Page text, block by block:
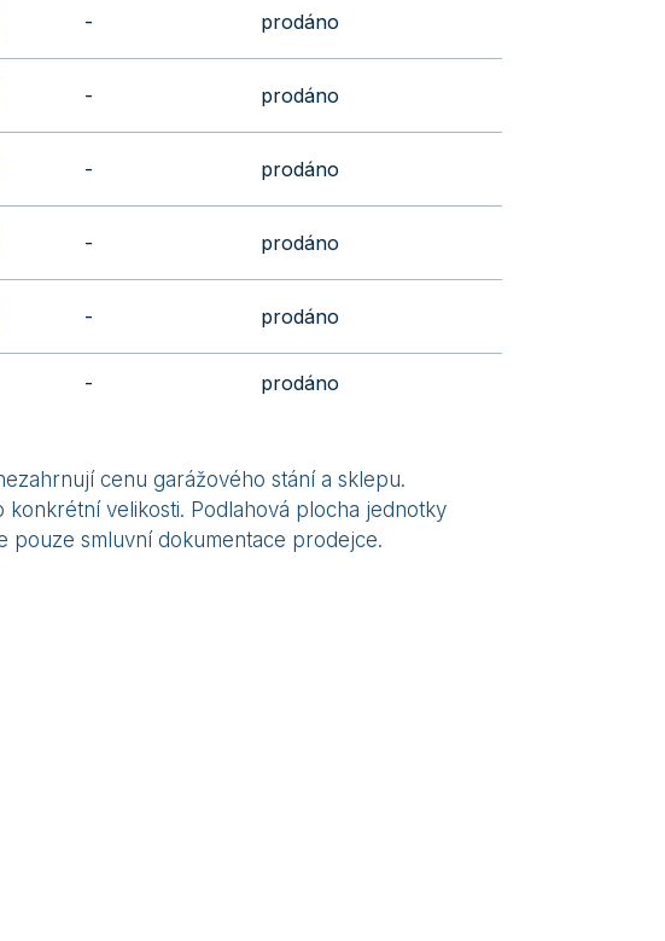
- prodáno
- prodáno
- prodáno
- prodáno
- prodáno
- prodáno
cenu garážového stání a sklepu.
velikosti. Podlahová plocha jednotky
pouze smluvní dokumentace prodejce.